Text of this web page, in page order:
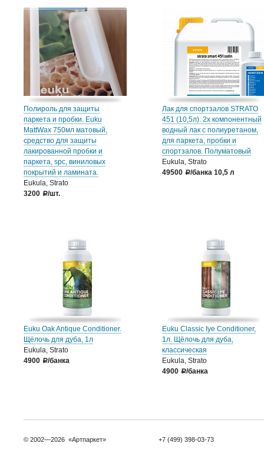
Полироль для защиты
паркета и пробки. Euku
MattWax 750мл матовый,
средство для защиты
лакированной пробки и
паркета, spc, виниловых
покрытий и ламината.
Eukula, Strato
3200
a/шт.
Лак для спортзалов STRATO
451 (10,5л). 2х компонентный
водный лак с полиуретаном,
для паркета, пробки и
спортзалов. Полуматовый
Eukula, Strato
49500
a/банка 10,5 л
Euku Oak Antique Conditioner.
Щёлочь для дуба, 1л
Eukula, Strato
4900
a/банка
Euku Classic Iye Conditioner,
1л. Щёлочь для дуба,
классическая
Eukula, Strato
4900
a/банка
© 2002—2026 «Артпаркет» +7 (499) 398-03-73